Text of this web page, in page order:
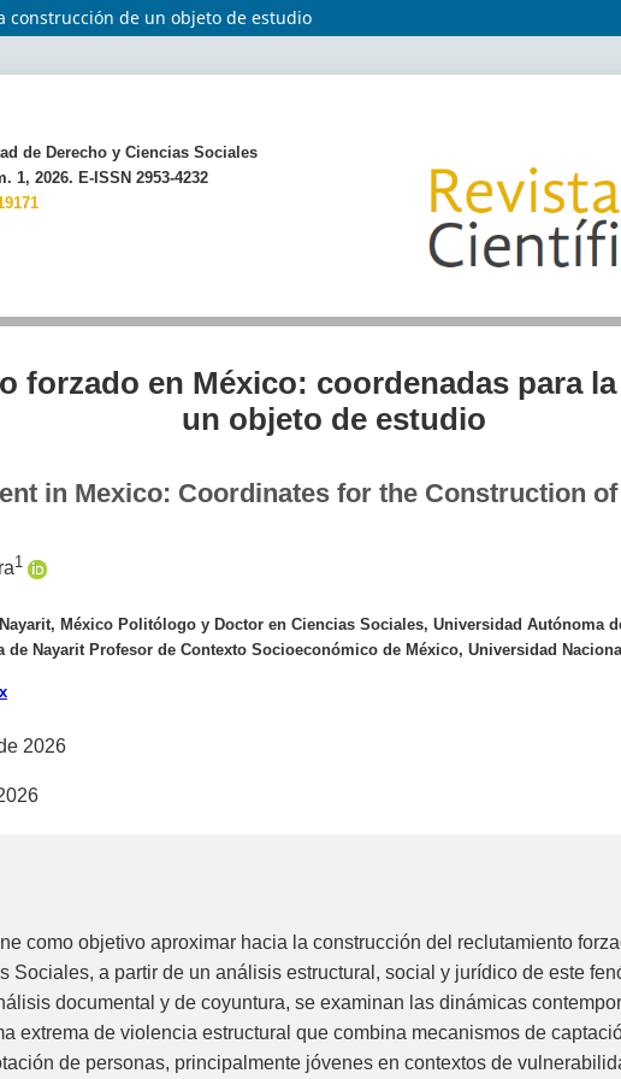
construcción de un objeto de estudio